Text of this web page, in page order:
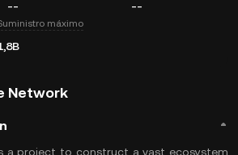
-- --
máximo
Network
a project to construct a vast ecosystem